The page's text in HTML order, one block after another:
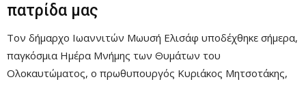
πατρίδα μας
Τον δήμαρχο Ιωαννιτών Μωυσή Ελισάφ υποδέχθηκε σήμερα,
παγκόσμια Ημέρα Μνήμης των Θυμάτων του
Ολοκαυτώματος, ο πρωθυπουργός Κυριάκος Μητσοτάκης,